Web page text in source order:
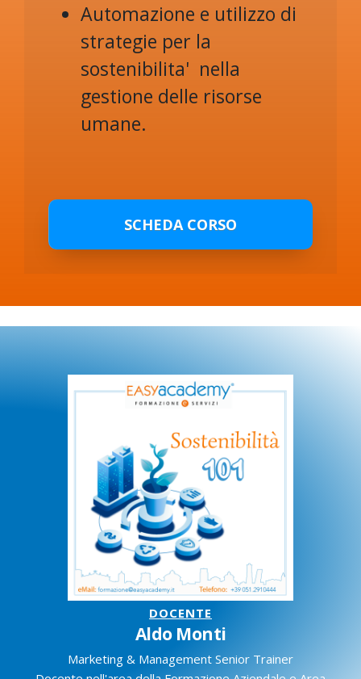
Automazione e utilizzo di
strategie per la
sostenibilita' nella
gestione delle risorse
umane.
SCHEDA CORSO
DOCENTE
Aldo Monti
Marketing & Management Senior Trainer